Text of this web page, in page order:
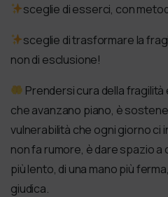
sceglie di esserci, con
sceglie di trasformare la
non di esclusione!
Prendersi cura della
che avanzano piano, è
vulnerabilità che ogni giorno ci
non fa rumore, è dare spazio a
più lento, di una mano più
giudica.